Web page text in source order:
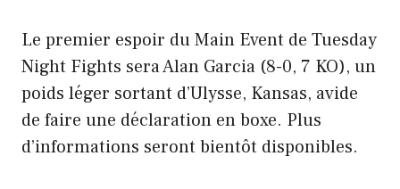
Le premier espoir du Main Event de Tuesday
Night Fights sera Alan Garcia (8-0, 7 KO), un
poids léger sortant d’Ulysse, Kansas, avide
de faire une déclaration en boxe. Plus
d’informations seront bientôt disponibles.